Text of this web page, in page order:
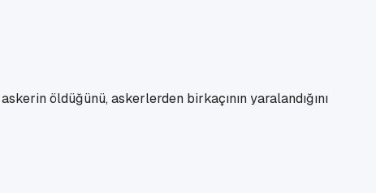
öldüğünü, askerlerden birkaçının yaralandığını